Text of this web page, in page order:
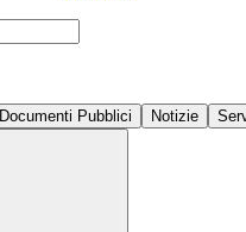
Documenti Pubblici Notizie